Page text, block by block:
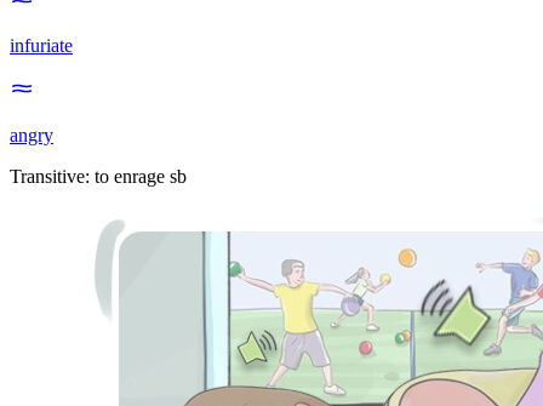
infuriate
angry
Transitive: to enrage sb